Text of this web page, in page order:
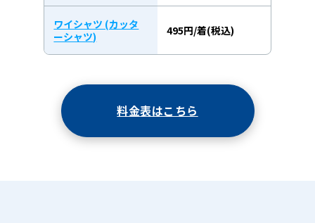
ワイシャツ (カッタ
ーシャツ)
495円/着(税込)
料金表はこちら